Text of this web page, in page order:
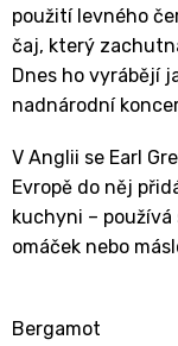
použití levného
čaj, který
Dnes ho vyrábějí
nadnárodní
V Anglii se Earl
Evropě do něj
kuchyni –
omáček nebo
Bergamot